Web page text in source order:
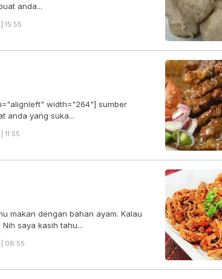
caption] Hai….buat anda...
15:55
width="264"] sumber
caption] Buat anda yang suka...
makan dengan bahan ayam. Kalau
saya kasih tahu...
08:55